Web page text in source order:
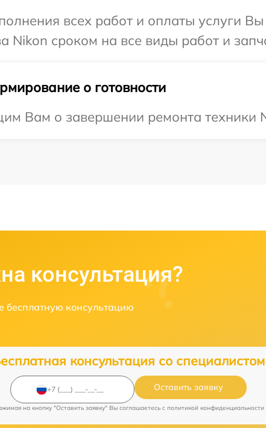
всех работ и оплаты услуги
Nikon сроком на все виды работ и
о готовности
Вам о завершении ремонта техники
консультация?
бесплатную консультацию
консультация со специалистом
Оставить заявку
на кнопку "Оставить заявку" Вы соглашаетесь c политикой конфиденциальности